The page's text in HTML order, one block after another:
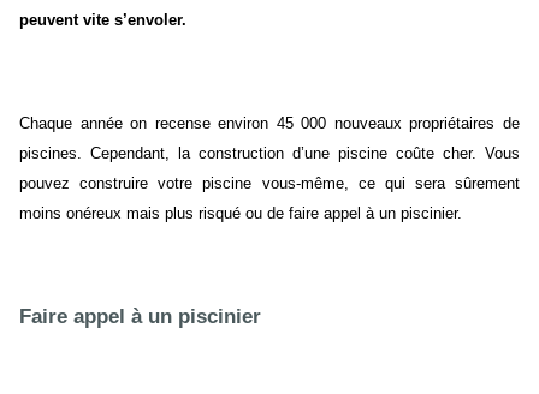
peuvent vite s’envoler.
Chaque année on recense environ 45 000 nouveaux propriétaires de
piscines. Cependant, la construction d’une piscine coûte cher. Vous
pouvez construire votre piscine vous-même, ce qui sera sûrement
moins onéreux mais plus risqué ou de faire appel à un piscinier.
Faire appel à un piscinier